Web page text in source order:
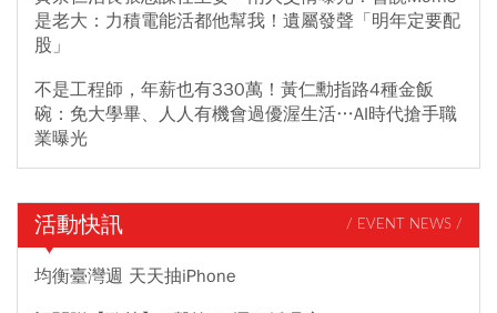
是老大：力積電能活都他幫我！遺屬發聲「明年定要配
股」
不是工程師，年薪也有330萬！黃仁勳指路4種金飯
碗：免大學畢、人人有機會過優渥生活…AI時代搶手職
業曝光
活動快訊 / EVENT NEWS /
均衡臺灣週 天天抽iPhone